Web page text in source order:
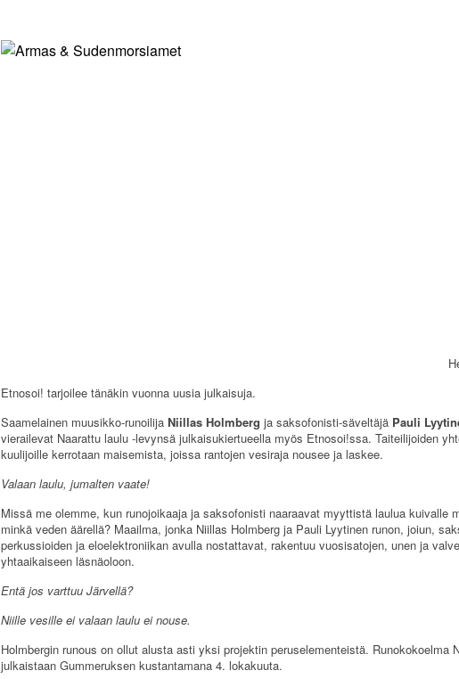
Etnosoi! tarjoilee tänäkin vuonna uusia julkaisuja.
Saamelainen muusikko-runoilija Niillas Holmberg ja saksofonisti-säveltäjä Pauli
vierailevat Naarattu laulu -levynsä julkaisukiertueella myös Etnosoi!ssa. Taiteilijoiden
kuulijoille kerrotaan maisemista, joissa rantojen vesiraja nousee ja laskee.
Valaan laulu, jumalten vaate!
Missä me olemme, kun runojoikaaja ja saksofonisti naaraavat myyttistä laulua kuivalle
minkä veden äärellä? Maailma, jonka Niillas Holmberg ja Pauli Lyytinen runon, joiun,
perkussioiden ja eloelektroniikan avulla nostattavat, rakentuu vuosisatojen, unen ja
yhtaaikaiseen läsnäoloon.
Entä jos varttuu Järvellä?
Niille vesille ei valaan laulu ei nouse.
Holmbergin runous on ollut alusta asti yksi projektin peruselementeistä. Runokokoelma
julkaistaan Gummeruksen kustantamana 4. lokakuuta.